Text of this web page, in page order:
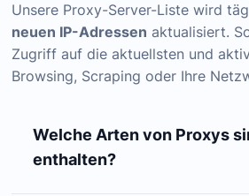
Unsere Proxy-Server-Liste wird
neuen IP-Adressen aktualisiert.
Zugriff auf die aktuellsten und
Browsing, Scraping oder Ihre
Welche Arten von Proxys
enthalten?